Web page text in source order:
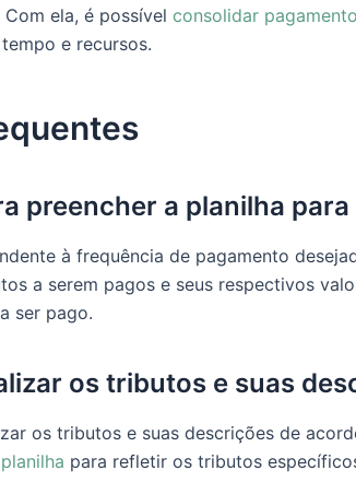
ela, é possível consolidar
e recursos.
preencher a planilha
à frequência de pagamento
a serem pagos e seus respectivos
ser pago.
os tributos e suas
os tributos e suas descrições de
para refletir os tributos